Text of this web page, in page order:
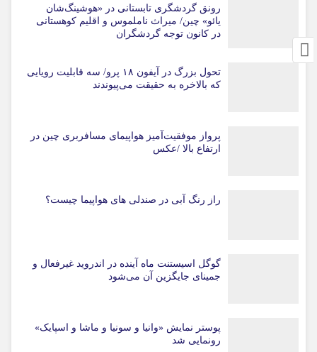
رونق گردشگری تابستانی در «هوشینگ‌شان
یائو» چین/ میراث ناملموس و اقلیم کوهستانی
در کانون توجه گردشگران
تحول بزرگ در آیفون ۱۸ پرو/ سه قابلیت رویایی
که بالاخره به حقیقت می‌پیوندند
پرواز موفقیت‌آمیز هواپیمای مسافربری چین در
ارتفاع بالا /عکس
راز رنگ آبی در صندلی های هواپیما چیست؟
گوگل اسیستنت ماه آینده در اندروید غیرفعال و
جمینای جایگزین آن می‌شود
پوستر نمایش «وانیا و سونیا و ماشا و اسپایک»
رونمایی شد